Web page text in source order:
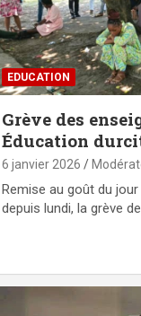
EDUCATION
Grève des
Éducation
6 janvier 2026
Remise au goût du
depuis lundi, la grève